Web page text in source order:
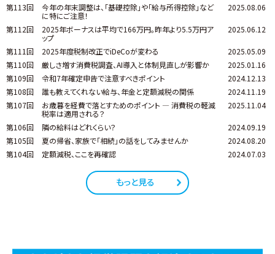
第113回
今年の年末調整は、「基礎控除」や「給与所得控除」など
に特にご注意！
2025.08.06
第112回
2025年ボーナスは平均で166万円。昨年より5.5万円ア
ップ
2025.06.12
第111回 2025年度税制改正でiDeCoが変わる
2025.05.09
第110回
厳しさ増す消費税調査、AI導入と体制見直しが影響か
2025.01.16
第109回
令和7年確定申告で注意すべきポイント
2024.12.13
第108回
誰も教えてくれない給与、年金と定額減税の関係
2024.11.19
第107回
お歳暮を経費で落とすためのポイント ― 消費税の軽減
税率は適用される？
2025.11.04
第106回 隣の給料はどれくらい？
2024.09.19
第105回
夏の帰省、家族で「相続」の話をしてみませんか
2024.08.20
第104回
定額減税、ここを再確認 2024.07.03
もっと見る